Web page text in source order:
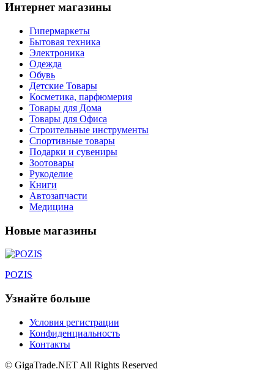
Интернет магазины
Гипермаркеты
Бытовая техника
Электроника
Одежда
Обувь
Детские Товары
Косметика, парфюмерия
Товары для Дома
Товары для Офиса
Строительные инструменты
Спортивные товары
Подарки и сувениры
Зоотовары
Рукоделие
Книги
Автозапчасти
Медицина
Новые магазины
POZIS
Узнайте больше
Условия регистрации
Конфиденциальность
Контакты
© GigaTrade.NET All Rights Reserved